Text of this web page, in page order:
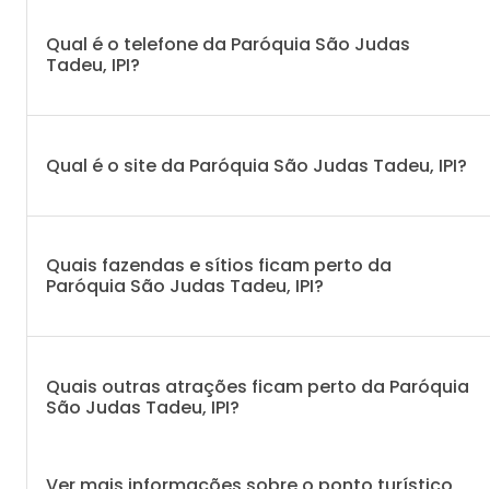
Qual é o telefone da Paróquia São Judas
Tadeu, IPI?
Qual é o site da Paróquia São Judas Tadeu, IPI?
Quais fazendas e sítios ficam perto da
Paróquia São Judas Tadeu, IPI?
Quais outras atrações ficam perto da Paróquia
São Judas Tadeu, IPI?